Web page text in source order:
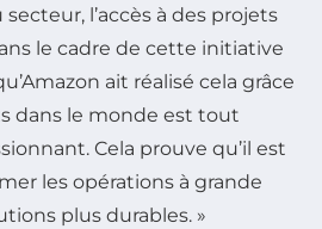
l’accès à des projets
le cadre de cette initiative
ait réalisé cela grâce
dans le monde est tout
Cela prouve qu’il est
les opérations à grande
plus durables. »